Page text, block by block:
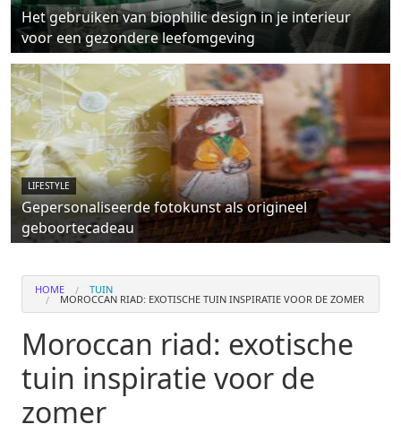
Het gebruiken van biophilic design in je interieur
voor een gezondere leefomgeving
LIFESTYLE
Gepersonaliseerde fotokunst als origineel
geboortecadeau
HOME TUIN
MOROCCAN RIAD: EXOTISCHE TUIN INSPIRATIE VOOR DE ZOMER
Moroccan riad: exotische
tuin inspiratie voor de
zomer